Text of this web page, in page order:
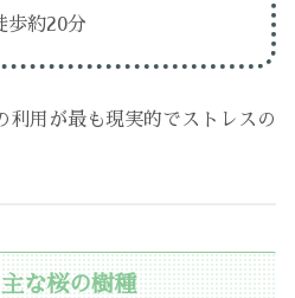
歩約20分
利用が最も現実的でストレスの
な桜の樹種